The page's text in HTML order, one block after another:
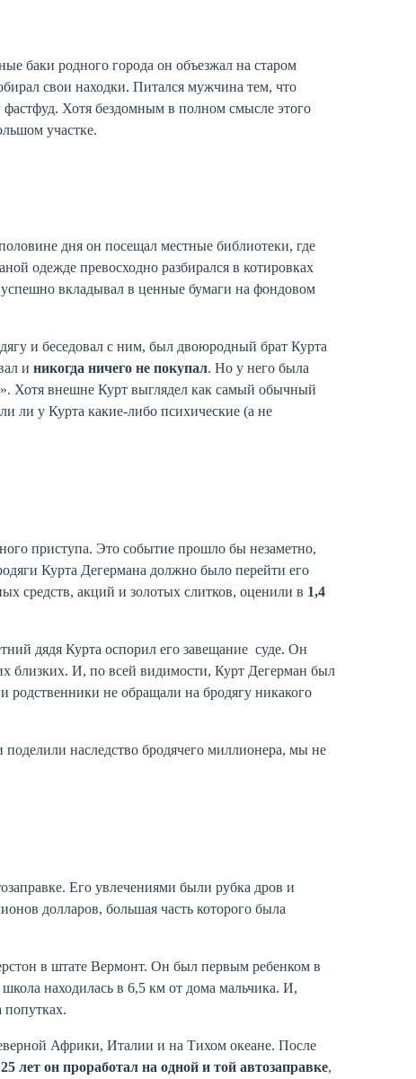
баки родного города он объезжал на старом
свои находки. Питался мужчина тем, что
Хотя бездомным в полном смысле этого
участке.
дня он посещал местные библиотеки, где
одежде превосходно разбирался в котировках
вкладывал в ценные бумаги на фондовом
и беседовал с ним, был двоюродный брат Курта
и никогда ничего не покупал. Но у него была
Хотя внешне Курт выглядел как самый обычный
ли у Курта какие-либо психические (а не
приступа. Это событие прошло бы незаметно,
Курта Дегермана должно было перейти его
средств, акций и золотых слитков, оценили в 1,4
дядя Курта оспорил его завещание суде. Он
близких. И, по всей видимости, Курт Дегерман был
родственники не обращали на бродягу никакого
наследство бродячего миллионера, мы не
Его увлечениями были рубка дров и
долларов, большая часть которого была
в штате Вермонт. Он был первым ребенком в
находилась в 6,5 км от дома мальчика. И,
попутках.
Африки, Италии и на Тихом океане. После
25 лет он проработал на одной и той автозаправке,